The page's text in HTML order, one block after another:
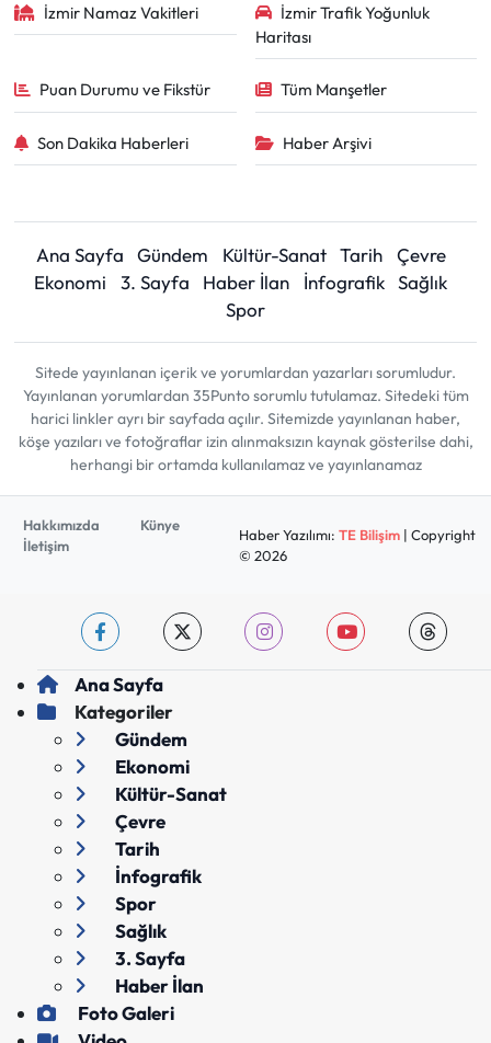
İzmir Namaz Vakitleri
İzmir Trafik Yoğunluk
Haritası
Puan Durumu ve Fikstür Tüm Manşetler
Son Dakika Haberleri Haber Arşivi
Ana Sayfa Gündem Kültür-Sanat Tarih
Çevre
Ekonomi
3. Sayfa Haber İlan İnfografik Sağlık
Spor
Sitede yayınlanan içerik ve yorumlardan yazarları sorumludur.
Yayınlanan yorumlardan 35Punto sorumlu tutulamaz. Sitedeki tüm
harici linkler ayrı bir sayfada açılır. Sitemizde yayınlanan haber,
köşe yazıları ve fotoğraflar izin alınmaksızın kaynak gösterilse dahi,
herhangi bir ortamda kullanılamaz ve yayınlanamaz
Hakkımızda
Künye
İletişim
Haber Yazılımı: TE Bilişim| Copyright
© 2026
Ana Sayfa
Kategoriler
Gündem
Ekonomi
Kültür-Sanat
Çevre
Tarih
İnfografik
Spor
Sağlık
3. Sayfa
Haber İlan
Foto Galeri